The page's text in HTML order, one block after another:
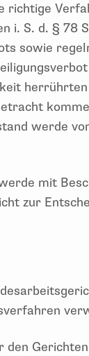
richtige
i. S. d. § 78
sowie
werde
mit
zur